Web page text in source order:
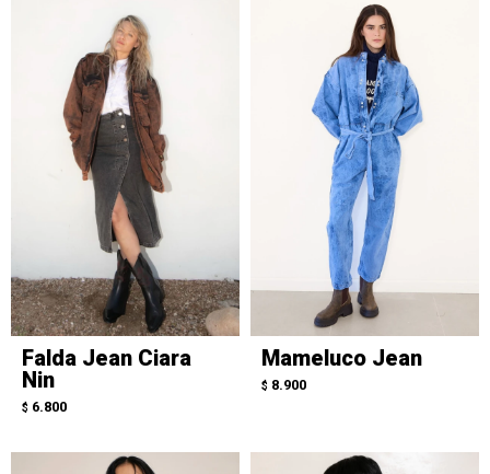
Falda Jean Ciara
Nin
$ 6.800
Mameluco Jean
$ 8.900